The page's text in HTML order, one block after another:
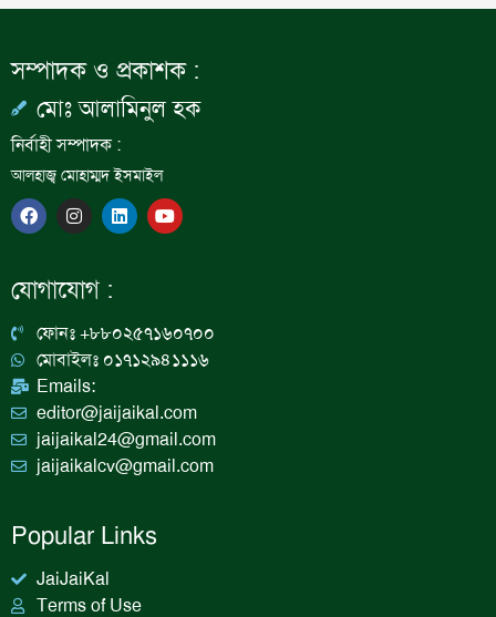
সম্পাদক ও প্রকাশক :
মোঃ আলামিনুল হক
নির্বাহী সম্পাদক :
আলহাজ্ব মোহাম্মদ ইসমাইল
F
a
c
b
o
I
n
s
a
g
a
m
L
i
n
n
Y
o
u
যোগাযোগ :
ফোনঃ +৮৮০২৫৭১৬০৭০০
মোবাইলঃ ০১৭১২৯৪১১১৬
Emails:
editor@jaijaikal.com
jaijaikal24@gmail.com
jaijaikalcv@gmail.com
Popular Links
JaiJaiKal
Terms of Use